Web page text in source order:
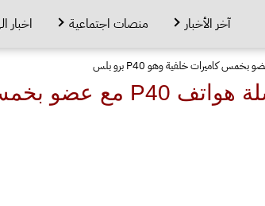
آخر الأخبار منصات اجتماعية اخبار